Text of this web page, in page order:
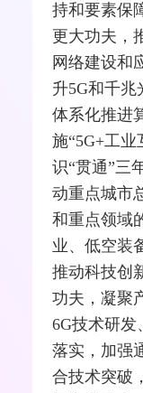
持和要素保
更大功夫，
网络建设和
升5G和千兆
体系化推进
施“5G+工
识“贯通”三
动重点城市
和重点领域
业、低空装
推动科技创
功夫，凝聚
6G技术研发
落实，加强
合技术突破